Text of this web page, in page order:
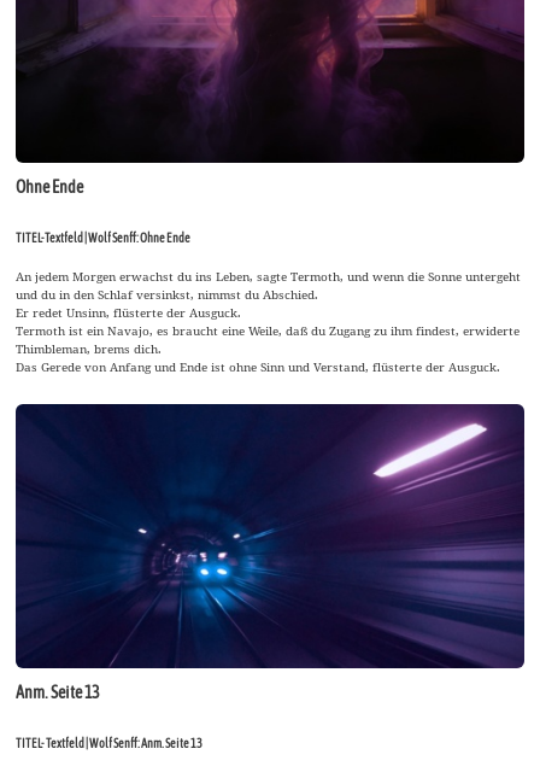
Ohne Ende
TITEL-Textfeld | Wolf Senff: Ohne Ende
An jedem Morgen erwachst du ins Leben, sagte Termoth, und wenn die Sonne untergeht
und du in den Schlaf versinkst, nimmst du Abschied.
Er redet Unsinn, flüsterte der Ausguck.
Termoth ist ein Navajo, es braucht eine Weile, daß du Zugang zu ihm findest, erwiderte
Thimbleman, brems dich.
Das Gerede von Anfang und Ende ist ohne Sinn und Verstand, flüsterte der Ausguck.
Anm. Seite 13
TITEL- Textfeld | Wolf Senff: Anm. Seite 13